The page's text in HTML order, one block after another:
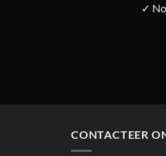
✓
CONTACTEER